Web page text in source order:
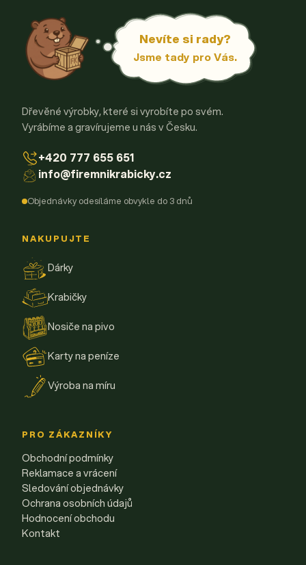
Nevíte si rady?
Jsme tady pro Vás.
Dřevěné výrobky, které si vyrobíte po svém.
Vyrábíme a gravírujeme u nás v Česku.
+420 777 655 651
info@firemnikrabicky.cz
Objednávky odesíláme obvykle do 3 dnů
NAKUPUJTE
Dárky
Krabičky
Nosiče na pivo
Karty na peníze
Výroba na míru
PRO ZÁKAZNÍKY
Obchodní podmínky
Reklamace a vrácení
Sledování objednávky
Ochrana osobních údajů
Hodnocení obchodu
Kontakt